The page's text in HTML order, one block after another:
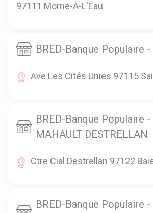
97111 Morne-À-L'Eau
BRED-Banque Populaire -
Ave Les Cités Unies 97115
BRED-Banque Populaire -
MAHAULT DESTRELLAN
Ctre Cial Destrellan 97122
BRED-Banque Populaire -